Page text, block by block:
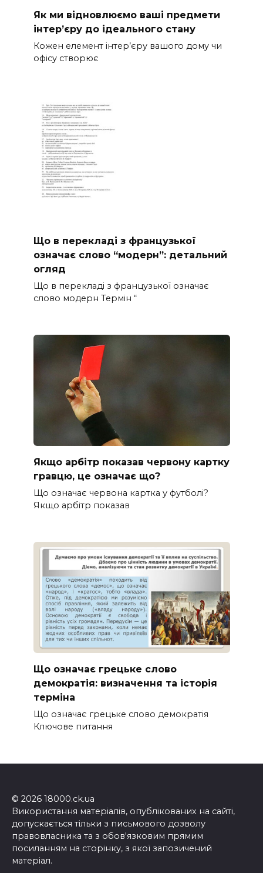
Як ми відновлюємо ваші предмети
інтер’єру до ідеального стану
Кожен елемент інтер’єру вашого дому чи
офісу створює
Що в перекладі з французької
означає слово “модерн”: детальний
огляд
Що в перекладі з французької означає
слово модерн Термін “
Якщо арбітр показав червону картку
гравцю, це означає що?
Що означає червона картка у футболі?
Якщо арбітр показав
Що означає грецьке слово
демократія: визначення та історія
терміна
Що означає грецьке слово демократія
Ключове питання
© 2026 18000.ck.ua
Використання матеріалів, опублікованих на сайті,
допускається тільки з письмового дозволу
правовласника та з обов'язковим прямим
посиланням на сторінку, з якої запозичений
матеріал.